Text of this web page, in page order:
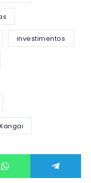
investimentos